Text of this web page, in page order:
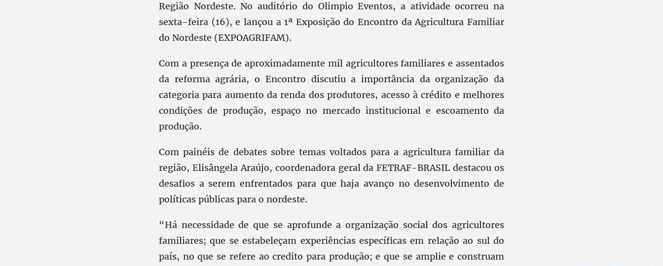
Região Nordeste. No auditório do Olimpio Eventos, a atividade ocorreu na
sexta-feira (16), e lançou a 1ª Exposição do Encontro da Agricultura Familiar
do Nordeste (EXPOAGRIFAM).
Com a presença de aproximadamente mil agricultores familiares e assentados
da reforma agrária, o Encontro discutiu a importância da organização da
categoria para aumento da renda dos produtores, acesso à crédito e melhores
condições de produção, espaço no mercado institucional e escoamento da
produção.
Com painéis de debates sobre temas voltados para a agricultura familiar da
região, Elisângela Araújo, coordenadora geral da FETRAF-BRASIL destacou os
desafios a serem enfrentados para que haja avanço no desenvolvimento de
políticas públicas para o nordeste.
“Há necessidade de que se aprofunde a organização social dos agricultores
familiares; que se estabeleçam experiências específicas em relação ao sul do
país, no que se refere ao credito para produção; e que se amplie e construam